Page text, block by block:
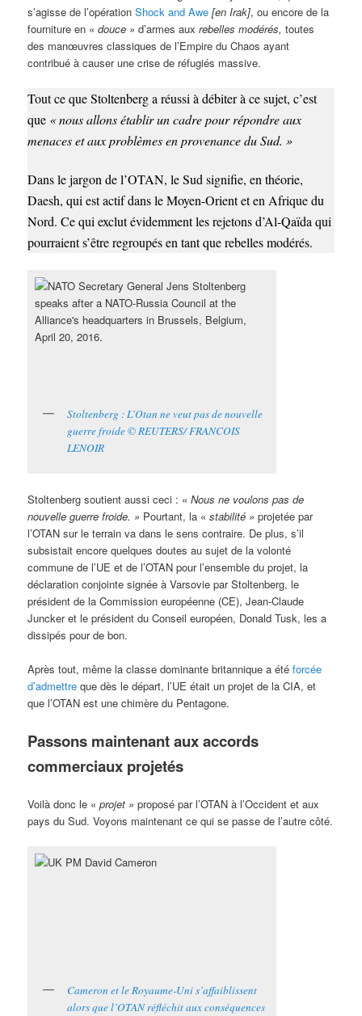
s’agisse de l’opérationShock and Awe [en Irak], ou encore de la
fourniture en «douce » d’armes auxrebelles modérés,toutes
des manœuvres classiques de l’Empire du Chaos ayant
contribué à causer une crise de réfugiés massive.
Tout ce que Stoltenberg a réussi à débiter à ce sujet, c’est
que «nous allons établir un cadre pour répondre aux
menaces et aux problèmes en provenance du Sud. »
Dans le jargon de l’OTAN, le Sud signifie, en théorie,
Daesh, qui est actif dans le Moyen-Orient et en Afrique du
Nord. Ce qui exclut évidemment les rejetons d’Al-Qaïda qui
pourraient s’être regroupés en tant que rebelles modérés.
Stoltenberg : L’Otan ne veut pas de nouvelle
guerre froide © REUTERS/ FRANCOIS
LENOIR
Stoltenberg soutient aussi ceci : «Nous ne voulons pas de
nouvelle guerre froide. » Pourtant, la «stabilité »projetée par
l’OTAN sur le terrain va dans le sens contraire. De plus, s’il
subsistait encore quelques doutes au sujet de la volonté
commune de l’UE et de l’OTAN pour l’ensemble du projet, la
déclaration conjointe signée à Varsovie par Stoltenberg, le
président de la Commission européenne (CE), Jean-Claude
Juncker et le président du Conseil européen, Donald Tusk, les a
dissipés pour de bon.
Après tout, même la classe dominante britannique a étéforcée
d’admettre que dès le départ, l’UE était un projet de la CIA, et
que l’OTAN est une chimère du Pentagone.
Passons maintenant aux accords
commerciaux projetés
Voilà donc le «projet » proposé par l’OTAN à l’Occident et aux
pays du Sud. Voyons maintenant ce qui se passe de l’autre côté.
Cameron et le Royaume-Uni s’affaiblissent
alors que l’OTAN réfléchit aux conséquences